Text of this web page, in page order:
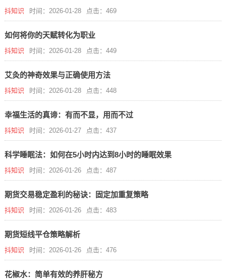
抖知识 时间：2026-01-28 点击：469
如何将你的天赋转化为职业
抖知识 时间：2026-01-28 点击：449
艾灸的神奇效果与正确使用方法
抖知识 时间：2026-01-28 点击：448
幸福生活的真谛：有而不显，用而不过
抖知识 时间：2026-01-27 点击：437
科学睡眠法：如何在5小时内达到8小时的睡眠效果
抖知识 时间：2026-01-26 点击：487
期货交易稳定盈利的秘诀：固定加重复策略
抖知识 时间：2026-01-26 点击：483
期货短线平仓策略解析
抖知识 时间：2026-01-26 点击：476
花椒水：简单有效的养肝秘方